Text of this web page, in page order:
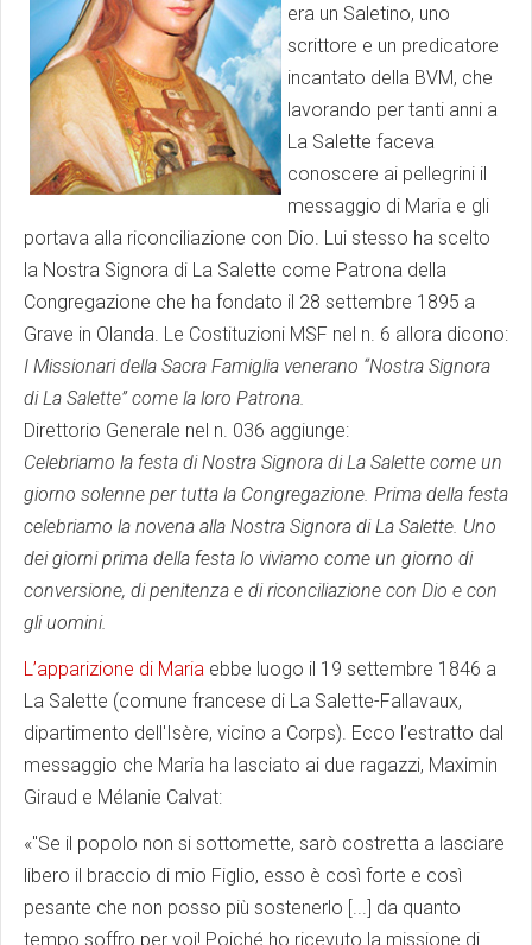
era un Saletino, uno
scrittore e un predicatore
incantato della BVM, che
lavorando per tanti anni a
La Salette faceva
conoscere ai pellegrini il
messaggio di Maria e gli
portava alla riconciliazione con Dio. Lui stesso ha scelto
la Nostra Signora di La Salette come Patrona della
Congregazione che ha fondato il 28 settembre 1895 a
Grave in Olanda. Le Costituzioni MSF nel n. 6 allora dicono:
I Missionari della Sacra Famiglia venerano “Nostra Signora
di La Salette” come la loro Patrona.
Direttorio Generale nel n. 036 aggiunge:
Celebriamo la festa di Nostra Signora di La Salette come un
giorno solenne per tutta la Congregazione. Prima della festa
celebriamo la novena alla Nostra Signora di La Salette. Uno
dei giorni prima della festa lo viviamo come un giorno di
conversione, di penitenza e di riconciliazione con Dio e con
gli uomini.
L’apparizione di Maria ebbe luogo il 19 settembre 1846 a
La Salette (comune francese di La Salette-Fallavaux,
dipartimento dell'Isère, vicino a Corps). Ecco l’estratto dal
messaggio che Maria ha lasciato ai due ragazzi, Maximin
Giraud e Mélanie Calvat:
«"Se il popolo non si sottomette, sarò costretta a lasciare
libero il braccio di mio Figlio, esso è così forte e così
pesante che non posso più sostenerlo [...] da quanto
tempo soffro per voi! Poiché ho ricevuto la missione di